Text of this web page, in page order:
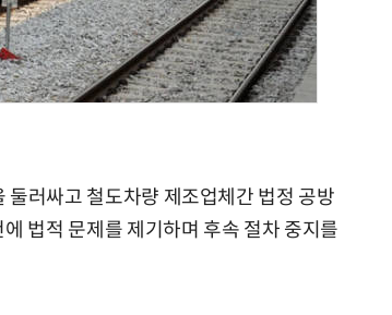
러싸고 철도차량 제조업체간 법정 공방
법적 문제를 제기하며 후속 절차 중지를
실전 대응